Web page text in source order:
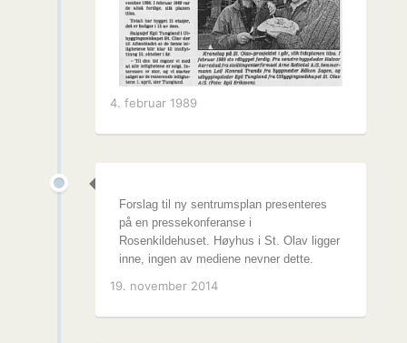
4. februar 1989
Forslag til ny sentrumsplan presenteres
på en pressekonferanse i
Rosenkildehuset. Høyhus i St. Olav ligger
inne, ingen av mediene nevner dette.
19. november 2014